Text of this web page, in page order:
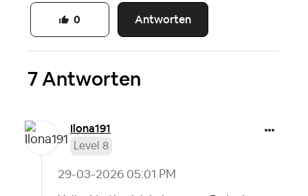
Antworten
0
7 Antworten
Ilona191
Level 8
‎29-03-2026 05:01 PM